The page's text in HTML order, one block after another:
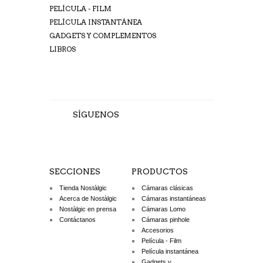
PELÍCULA - FILM
PELÍCULA INSTANTÁNEA
GADGETS Y COMPLEMENTOS
LIBROS
SÍGUENOS
SECCIONES
Tienda Nostàlgic
Acerca de Nostàlgic
Nostàlgic en prensa
Contáctanos
PRODUCTOS
Cámaras clásicas
Cámaras instantáneas
Cámaras Lomo
Cámaras pinhole
Accesorios
Película - Film
Película instantánea